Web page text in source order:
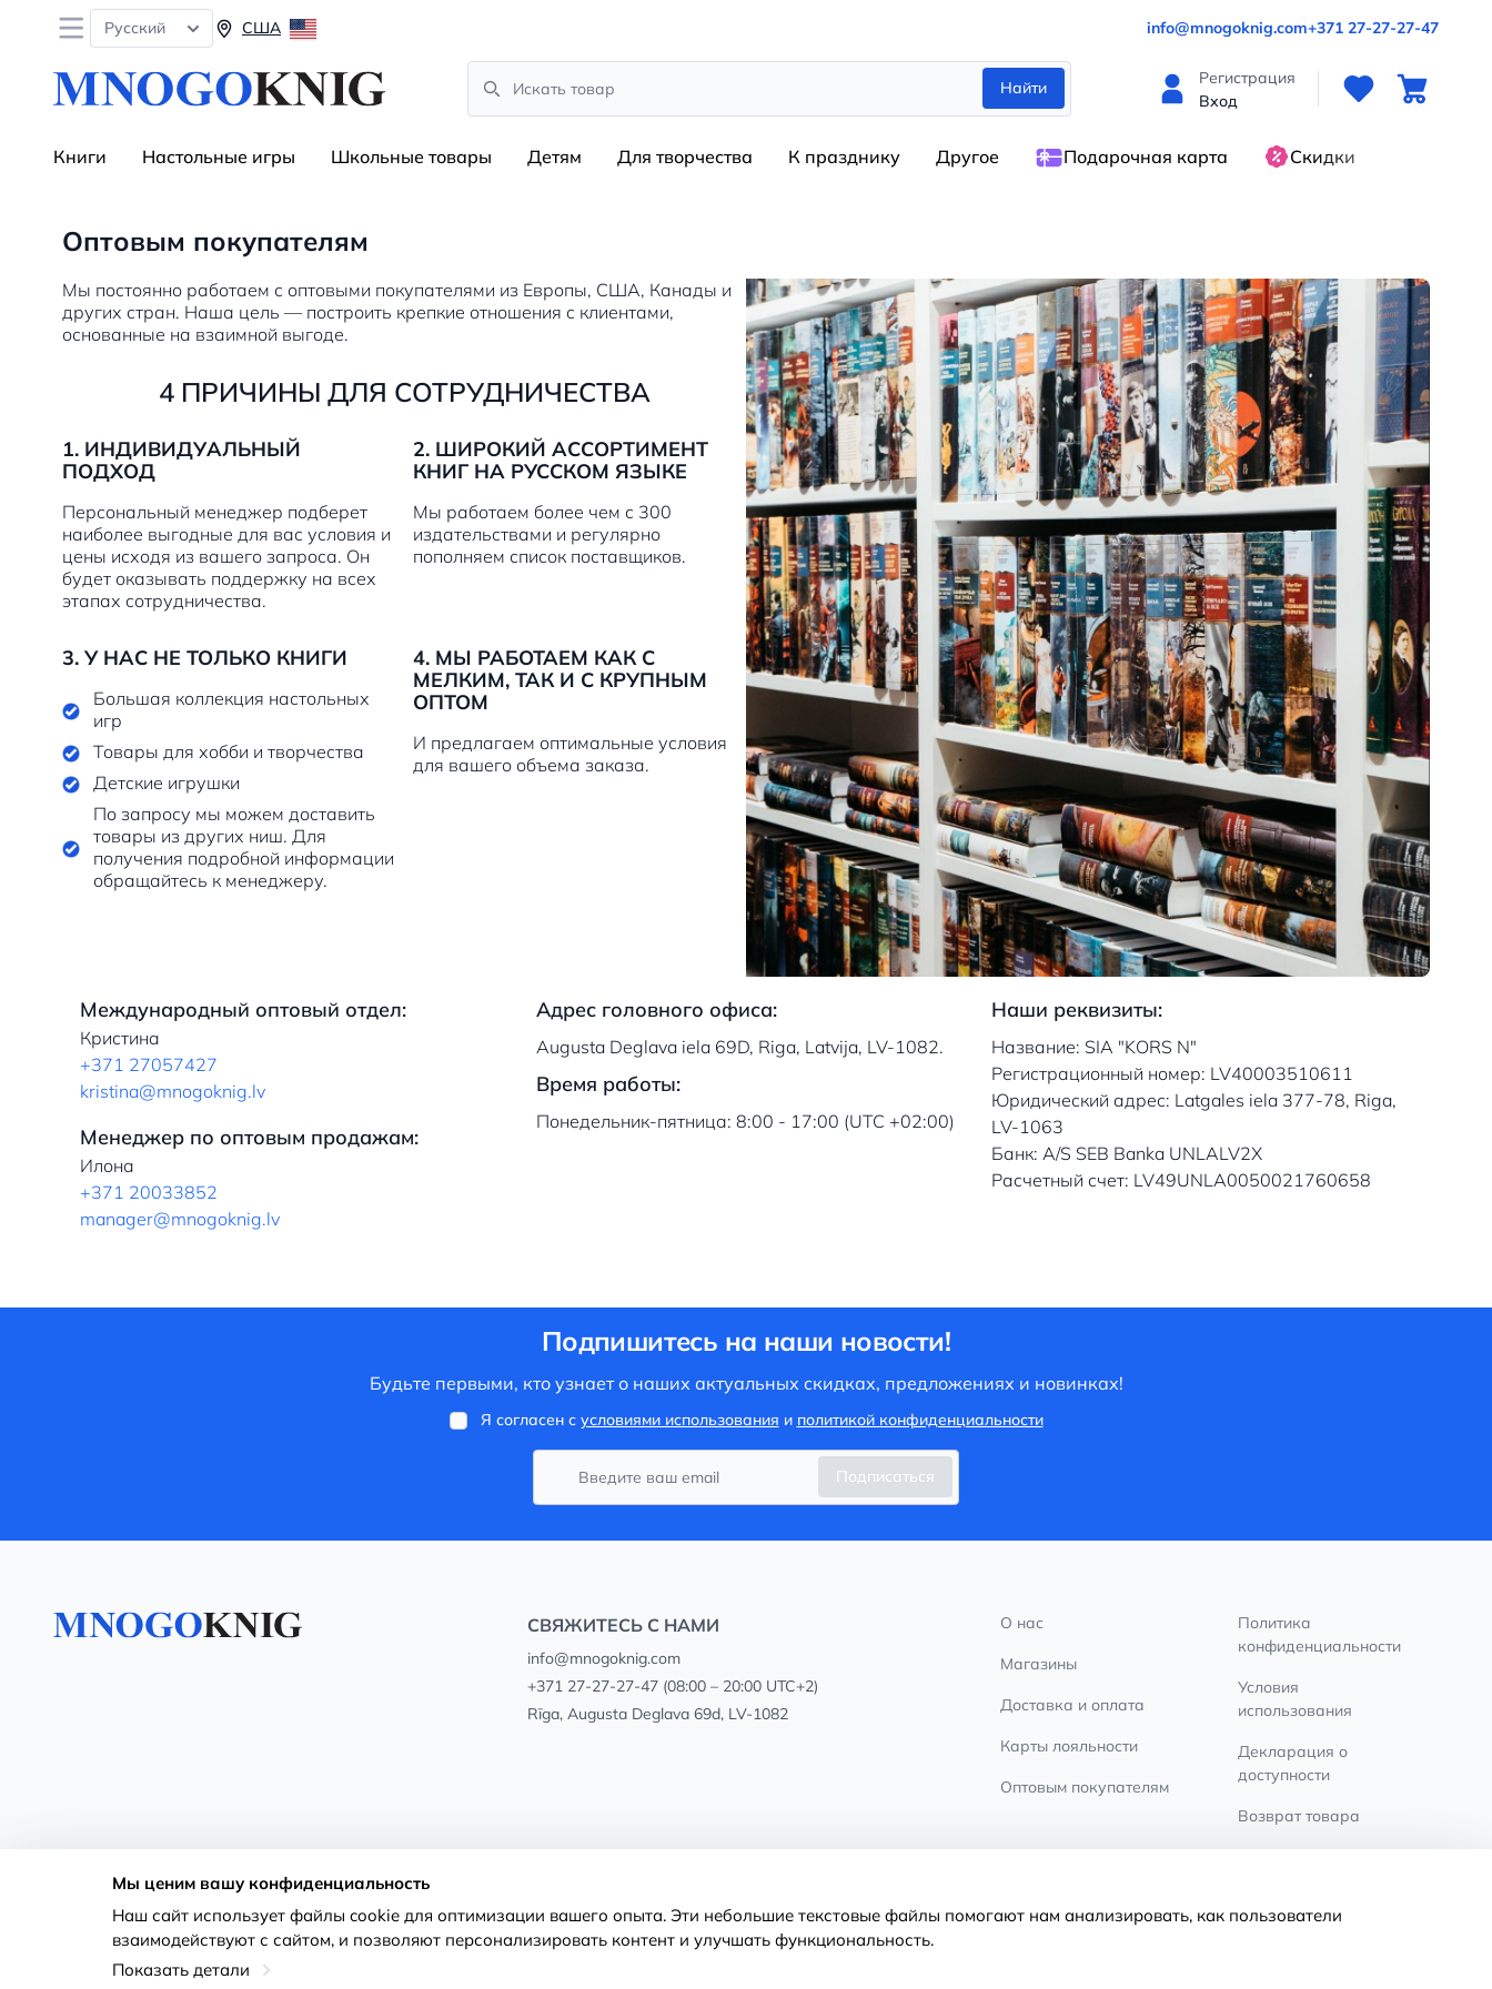
Open menu
Русский США info@mnogoknig.com+371 27-27-27-47
Search
Найти
Регистрация
Вход
Книги Настольные игры Школьные товары Детям Для творчества К празднику Другое Подарочная карта Скидки
Оптовым покупателям
Мы постоянно работаем с оптовыми покупателями из Европы, США, Канады и
других стран. Наша цель — построить крепкие отношения с клиентами,
основанные на взаимной выгоде.
4 ПРИЧИНЫ ДЛЯ СОТРУДНИЧЕСТВА
1. ИНДИВИДУАЛЬНЫЙ
ПОДХОД
Персональный менеджер подберет
наиболее выгодные для вас условия и
цены исходя из вашего запроса. Он
будет оказывать поддержку на всех
этапах сотрудничества.
2. ШИРОКИЙ АССОРТИМЕНТ
КНИГ НА РУССКОМ ЯЗЫКЕ
Мы работаем более чем с 300
издательствами и регулярно
пополняем список поставщиков.
3. У НАС НЕ ТОЛЬКО КНИГИ
Большая коллекция настольных
игр
Товары для хобби и творчества
Детские игрушки
По запросу мы можем доставить
товары из других ниш. Для
получения подробной информации
обращайтесь к менеджеру.
4. МЫ РАБОТАЕМ КАК С
МЕЛКИМ, ТАК И С КРУПНЫМ
ОПТОМ
И предлагаем оптимальные условия
для вашего объема заказа.
Международный оптовый отдел:
Кристина
+371 27057427
kristina@mnogoknig.lv
Менеджер по оптовым продажам:
Илона
+371 20033852
manager@mnogoknig.lv
Адрес головного офиса:
Augusta Deglava iela 69D, Riga, Latvija, LV-1082.
Время работы:
Понедельник-пятница: 8:00 - 17:00 (UTC +02:00)
Наши реквизиты:
Название: SIA "KORS N"
Регистрационный номер: LV40003510611
Юридический адрес: Latgales iela 377-78, Riga,
LV-1063
Банк: A/S SEB Banka UNLALV2X
Расчетный счет: LV49UNLA0050021760658
Подпишитесь на наши новости!
Будьте первыми, кто узнает о наших актуальных скидках, предложениях и новинках!
Я согласен с условиями использования и политикой конфиденциальности
Подписаться
СВЯЖИТЕСЬ С НАМИ
info@mnogoknig.com
+371 27-27-27-47(08:00 – 20:00 UTC+2)
Rīga, Augusta Deglava 69d, LV-1082
О нас
Магазины
Доставка и оплата
Карты лояльности
Оптовым покупателям
Политика
конфиденциальности
Условия
использования
Декларация о
доступности
Возврат товара
Мы ценим вашу конфиденциальность
Наш сайт использует файлы cookie для оптимизации вашего опыта. Эти небольшие текстовые файлы помогают нам анализировать, как пользователи
взаимодействуют с сайтом, и позволяют персонализировать контент и улучшать функциональность.
Показать детали